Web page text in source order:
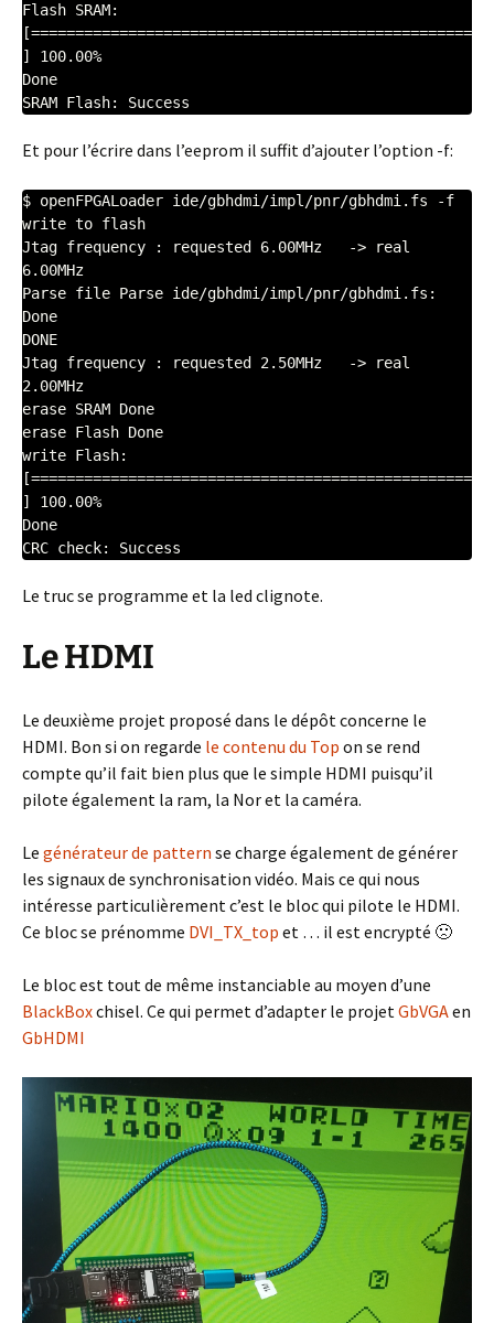
Flash SRAM:
[==================================================
] 100.00%
Done
Et pour l’écrire dans l’eeprom il suffit d’ajouter l’option -f:
$ openFPGALoader ide/gbhdmi/impl/pnr/gbhdmi.fs -f
write to flash
Jtag frequency : requested 6.00MHz   -> real
6.00MHz
Parse file Parse ide/gbhdmi/impl/pnr/gbhdmi.fs:
Done
DONE
Jtag frequency : requested 2.50MHz   -> real
2.00MHz
erase SRAM Done
erase Flash Done
write Flash:
[==================================================
] 100.00%
Done
Le truc se programme et la led clignote.
Le HDMI
Le deuxième projet proposé dans le dépôt concerne le
HDMI. Bon si on regarde le contenu du Top on se rend
compte qu’il fait bien plus que le simple HDMI puisqu’il
pilote également la ram, la Nor et la caméra.
Le générateur de pattern se charge également de générer
les signaux de synchronisation vidéo. Mais ce qui nous
intéresse particulièrement c’est le bloc qui pilote le HDMI.
Ce bloc se prénomme DVI_TX_top et … il est encrypté 🙁
Le bloc est tout de même instanciable au moyen d’une
BlackBoxchisel. Ce qui permet d’adapter le projetGbVGAen
GbHDMI